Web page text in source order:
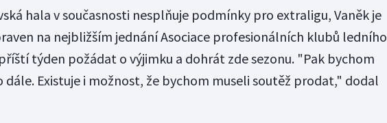
hala v současnosti nesplňuje podmínky pro extraligu, Vaněk je
na nejbližším jednání Asociace profesionálních klubů ledního
týden požádat o výjimku a dohrát zde sezonu. "Pak bychom
dále. Existuje i možnost, že bychom museli soutěž prodat," dodal